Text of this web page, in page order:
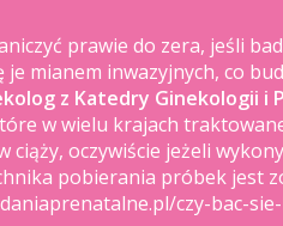
prawie do zera, jeśli
je mianem inwazyjnych, co
z Katedry Ginekologii i
w wielu krajach
ciąży, oczywiście jeżeli
pobierania próbek jest
czy-bac-